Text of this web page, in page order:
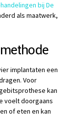
bij De
als maatwerk,
implantaten een
Voor
kan
voelt doorgaans
of eten en kan